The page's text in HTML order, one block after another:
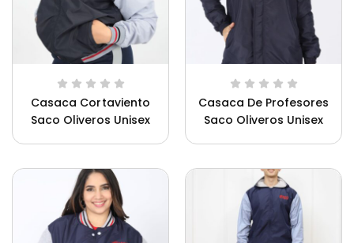
Uniforme Innova Schools Unisex
Casaca Cortaviento
Saco Oliveros Unisex
Casaca De Profesores
Saco Oliveros Unisex